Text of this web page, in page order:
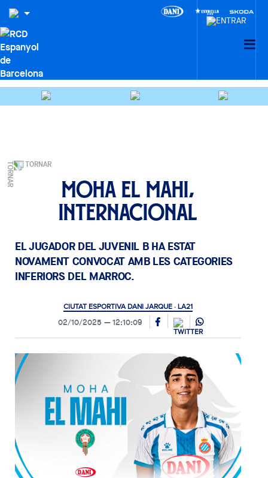
TORNAR
Moha El Mahi,
internacional
EL JUGADOR DEL JUVENIL B HA ESTAT
NOVAMENT CONVOCAT AMB LES CATEGORIES
INFERIORS DEL MARROC.
CIUTAT ESPORTIVA DANI JARQUE · LA21
02/10/2025 12:10:09